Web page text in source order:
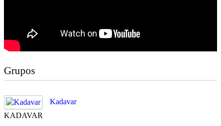
Grupos
Kadavar
KADAVAR